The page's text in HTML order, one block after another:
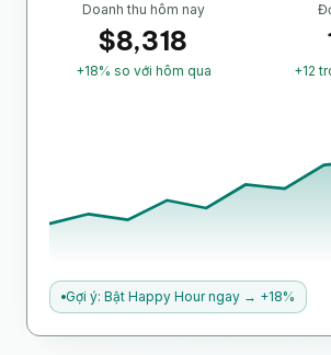
Doanh thu hôm nay
$8,420
+18% so với hôm qua +12
Gợi ý: Bật Happy Hour ngay → +18%